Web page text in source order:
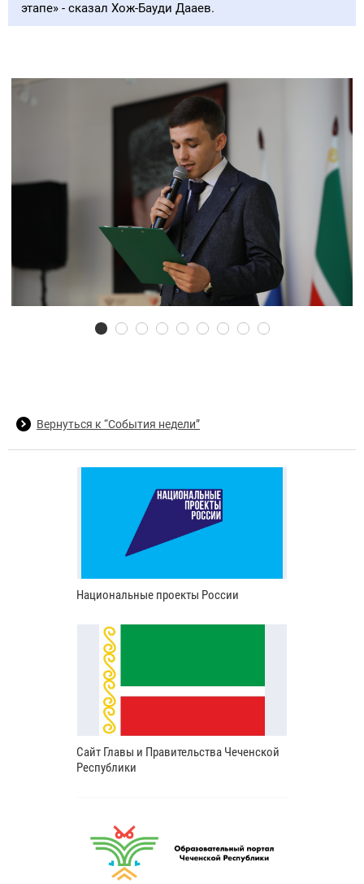
этапе» - сказал Хож-Бауди Дааев.
Вернуться к “События недели”
Национальные проекты России
Сайт Главы и Правительства Чеченской
Республики